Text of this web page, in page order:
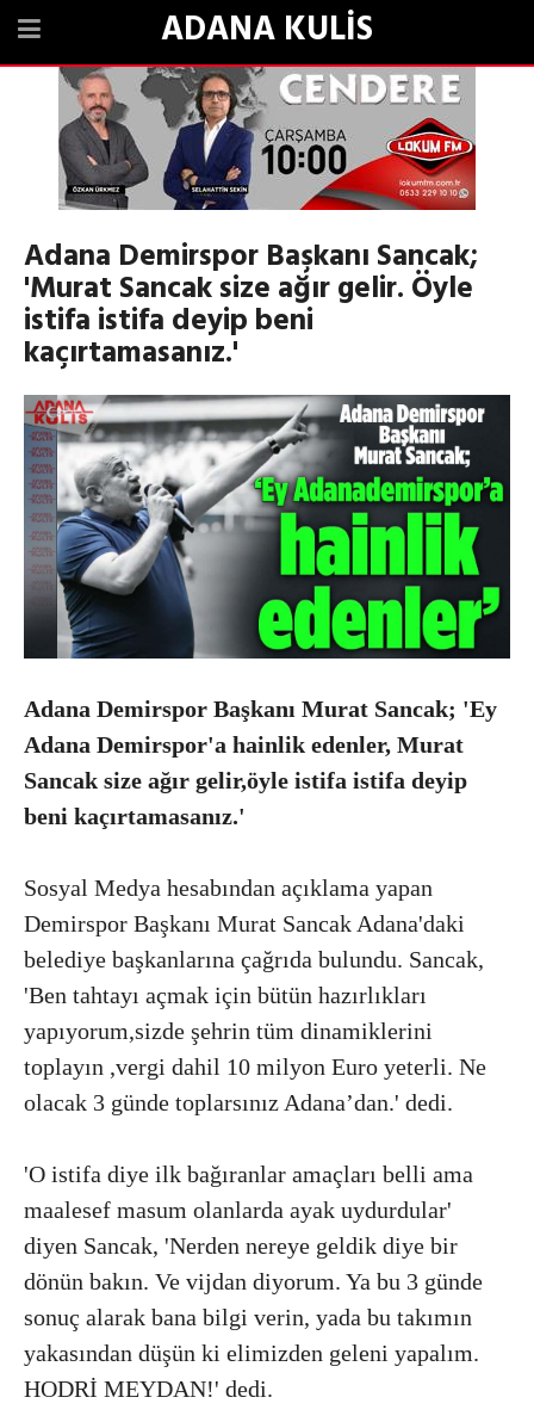
ADANA KULİS
Adana Demirspor Başkanı Sancak;
'Murat Sancak size ağır gelir. Öyle
istifa istifa deyip beni
kaçırtamasanız.'
Adana Demirspor Başkanı Murat Sancak; 'Ey
Adana Demirspor'a hainlik edenler, Murat
Sancak size ağır gelir,öyle istifa istifa deyip
beni kaçırtamasanız.'
Sosyal Medya hesabından açıklama yapan
Demirspor Başkanı Murat Sancak Adana'daki
belediye başkanlarına çağrıda bulundu. Sancak,
'Ben tahtayı açmak için bütün hazırlıkları
yapıyorum,sizde şehrin tüm dinamiklerini
toplayın ,vergi dahil 10 milyon Euro yeterli. Ne
olacak 3 günde toplarsınız Adana’dan.' dedi.
'O istifa diye ilk bağıranlar amaçları belli ama
maalesef masum olanlarda ayak uydurdular'
diyen Sancak, 'Nerden nereye geldik diye bir
dönün bakın. Ve vijdan diyorum. Ya bu 3 günde
sonuç alarak bana bilgi verin, yada bu takımın
yakasından düşün ki elimizden geleni yapalım.
HODRİ MEYDAN!' dedi.